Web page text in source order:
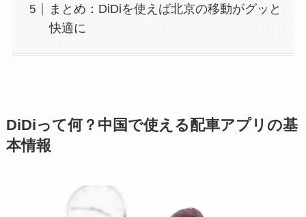
まとめ：DiDiを使えば北京の移動がグッと
快適に
DiDiって何？中国で使える配車アプリの基
本情報